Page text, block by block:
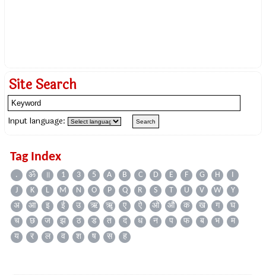
Site Search
Input language:
Tag Index
. ॐ ॥ 1 3 5 A B C D E F G H
I
J
K L M N O P Q R S T U V W
Y
अ
आ इ ई उ ऋ ॠ ए ऐ ओ औ क ख ग
घ
च
छ ज झ ठ ड त द ध न प फ ब भ
म
य
र ल व श ष स ह